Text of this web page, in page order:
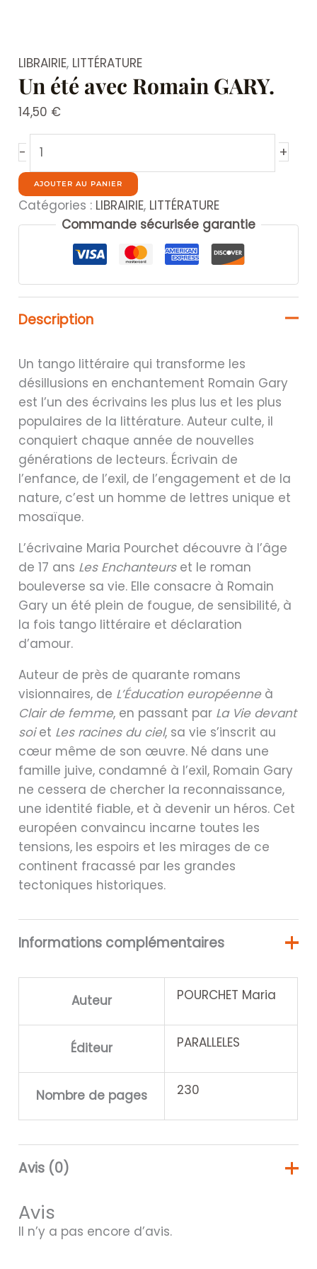
LIBRAIRIE, LITTÉRATURE
Un été avec Romain GARY.
14,50 €
-
de
Un
été
avec
+
AJOUTER AU PANIER
Catégories : LIBRAIRIE, LITTÉRATURE
Commande sécurisée garantie
Description
Un tango littéraire qui transforme les
désillusions en enchantement Romain Gary
est l’un des écrivains les plus lus et les plus
populaires de la littérature. Auteur culte, il
conquiert chaque année de nouvelles
générations de lecteurs. Écrivain de
l’enfance, de l’exil, de l’engagement et de la
nature, c’est un homme de lettres unique et
mosaïque.
L’écrivaine Maria Pourchet découvre à l’âge
de 17 ans Les Enchanteurset le roman
bouleverse sa vie. Elle consacre à Romain
Gary un été plein de fougue, de sensibilité, à
la fois tango littéraire et déclaration
d’amour.
Auteur de près de quarante romans
visionnaires, de L’Éducation européenne à
Clair de femme, en passant par La Vie devant
soiet Les racines du ciel, sa vie s’inscrit au
cœur même de son œuvre. Né dans une
famille juive, condamné à l’exil, Romain Gary
ne cessera de chercher la reconnaissance,
une identité fiable, et à devenir un héros. Cet
européen convaincu incarne toutes les
tensions, les espoirs et les mirages de ce
continent fracassé par les grandes
tectoniques historiques.
Informations complémentaires
Auteur POURCHET Maria
Éditeur PARALLELES
Nombre de pages 230
Avis (0)
Avis
Il n’y a pas encore d’avis.